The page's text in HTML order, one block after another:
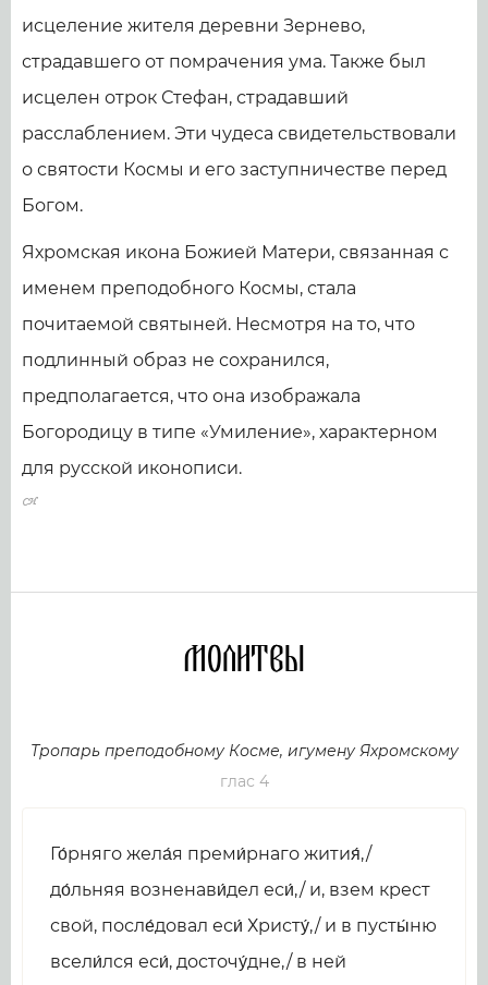
исцеление жителя деревни Зернево,
страдавшего от помрачения ума. Также был
исцелен отрок Стефан, страдавший
расслаблением. Эти чудеса свидетельствовали
о святости Космы и его заступничестве перед
Богом.
Яхромская икона Божией Матери, связанная с
именем преподобного Космы, стала
почитаемой святыней. Несмотря на то, что
подлинный образ не сохранился,
предполагается, что она изображала
Богородицу в типе «Умиление», характерном
для русской иконописи.
Молитвы
Тропарь преподобному Косме, игумену Яхромскому
глас 4
Го́рняго жела́я преми́рнаго жития́,/
до́льняя возненави́дел еси́,/ и, взем крест
свой, после́довал еси́ Христу́,/ и в пусты́ню
всели́лся еси́, досточу́дне,/ в ней